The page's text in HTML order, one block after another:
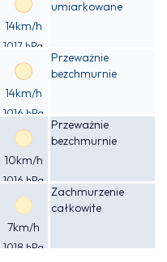
14km/h
1017 hPa
umiarkowane
14km/h
1016 hPa
Przeważnie
bezchmurnie
10km/h
1016 hPa
Przeważnie
bezchmurnie
7km/h
1018 hPa
Zachmurzenie
całkowite